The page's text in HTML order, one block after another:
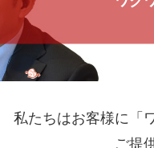
私たちはお客様に「
ご提